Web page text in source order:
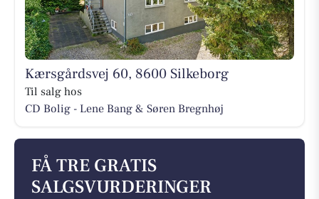
Kærsgårdsvej 60, 8600 Silkeborg
Til salg hos
CD Bolig - Lene Bang & Søren Bregnhøj
FÅ TRE GRATIS
SALGSVURDERINGER